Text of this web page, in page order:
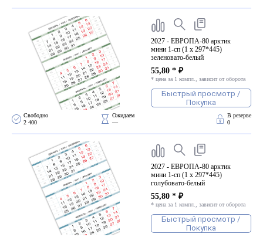
КУРСОРЫ НА ЗАКАЗ
По макету заказчика, в
том числе с УФ печатью
Дополнительная информация
Каталог "Комплектующие
для календарей, расходные
переплета, отделки"
Частые вопросы
2027 - ЕВРОПА-80 арктик
мини 1-сп (1 х 297*445)
зеленовато-белый
55,80 * ₽
* цена за 1 компл., зависит от оборота
Быстрый просмотр /
Покупка
Свободно
2 400
Ожидаем
—
В резерве
0
2027 - ЕВРОПА-80 арктик
мини 1-сп (1 х 297*445)
голубовато-белый
55,80 * ₽
* цена за 1 компл., зависит от оборота
Быстрый просмотр /
Покупка